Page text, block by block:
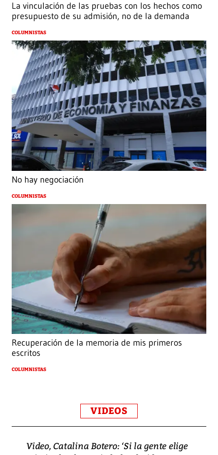
La vinculación de las pruebas con los hechos como
presupuesto de su admisión, no de la demanda
COLUMNISTAS
No hay negociación
COLUMNISTAS
Recuperación de la memoria de mis primeros
escritos
COLUMNISTAS
VIDEOS
Video, Catalina Botero: ‘Si la gente elige